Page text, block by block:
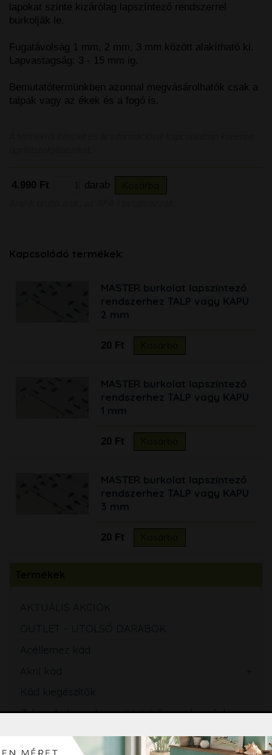
lapokat szinte kizárólag lapszíntező rendszerrel
burkolják le.
Fugatávolság 1 mm, 2 mm, 3 mm között alakítható ki.
Lapvastagság: 3 - 15 mm ig.
Bemutatótermünkben azonnal megvásárolhatók csak a
talpak vagy az ékek és a fogó is.
4.990 Ft darab
Kapcsolódó termékek:
MASTER burkolat lapszíntező
rendszerhez TALP vagy KAPU
2 mm
20 Ft
MASTER burkolat lapszíntező
rendszerhez TALP vagy KAPU
1 mm
20 Ft
MASTER burkolat lapszíntező
rendszerhez TALP vagy KAPU
3 mm
20 Ft
AKTUÁLIS AKCIÓK
OUTLET - UTOLSÓ DARABOK
Acéllemez kád
Akril kád
Kád kiegészítők
Zuhanykabin, zuhanyajtó, Walk-in zuhanyfal
Kádparaván